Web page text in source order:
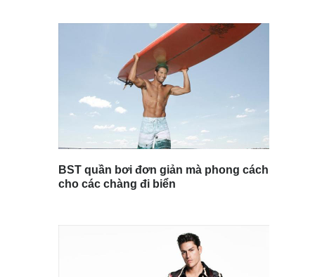
BST quần bơi đơn giản mà phong cách
cho các chàng đi biển